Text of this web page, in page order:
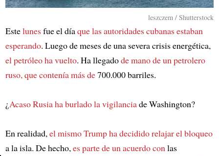
leszczem / Shutterstock
Estelunesfue el díaque las autoridades cubanas estaban
esperando. Luego de meses de una severa crisis energética,
el petróleo ha vuelto. Ha llegadode mano de un petrolero
ruso, que contenía más de700.000 barriles.
¿Acaso Rusia ha burlado la vigilanciade Washington?
En realidad,el mismo Trump ha decidido relajar el bloqueo
a la isla. De hecho,es parte de un acuerdo conlas